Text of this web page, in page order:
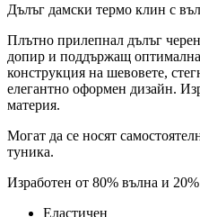
Дълъг дамски термо клин с
Плътно прилепнал дълъг
допир и поддържащ
конструкция на шевовете,
елегантно оформен дизайн.
материя.
Могат да се носят
туника.
Изработен от 80% вълна и 20%
Еластичен